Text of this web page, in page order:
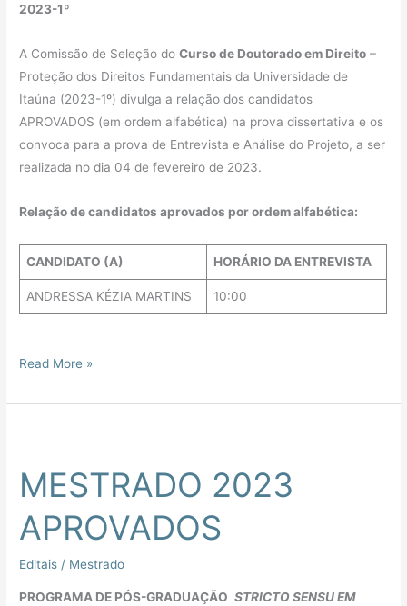
2023-1º
A Comissão de Seleção doCurso de Doutorado em Direito –
Proteção dos Direitos Fundamentais da Universidade de
Itaúna (2023-1º) divulga a relação dos candidatos
APROVADOS (em ordem alfabética) na prova dissertativa e os
convoca para a prova de Entrevista e Análise do Projeto, a ser
realizada no dia 04 de fevereiro de 2023.
Relação de candidatos aprovados por ordem alfabética:
CANDIDATO (A) HORÁRIO DA ENTREVISTA
ANDRESSA KÉZIA MARTINS 10:00
Read More »
MESTRADO 2023
APROVADOS
Editais / Mestrado
PROGRAMA DE PÓS-GRADUAÇÃO STRICTO SENSU EM
APROVADOS